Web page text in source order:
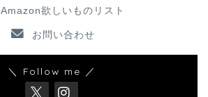
Amazon欲しいものリスト
お問い合わせ
＼ Follow me ／